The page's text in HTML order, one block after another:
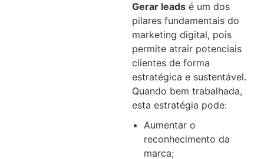
Gerar leads é um dos
pilares fundamentais do
marketing digital, pois
permite atrair potenciais
clientes de forma
estratégica e sustentável.
Quando bem trabalhada,
esta estratégia pode:
Aumentar o
reconhecimento da
marca;